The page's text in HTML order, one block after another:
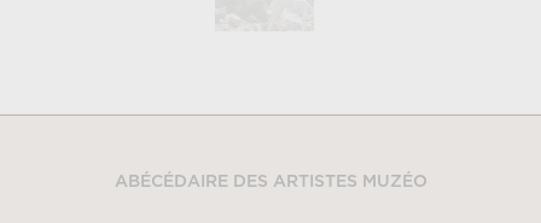
ABÉCÉDAIRE DES ARTISTES MUZÉO